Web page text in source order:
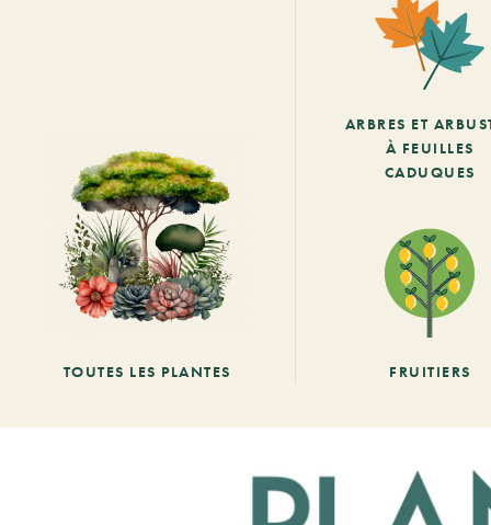
TOUTES LES PLANTES
ARBRES ET
À FEUILLES
CADUQUES
FRUITIERS